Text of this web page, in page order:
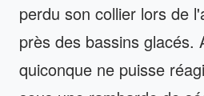
perdu son collier lors de
près des bassins glacés.
quiconque ne puisse